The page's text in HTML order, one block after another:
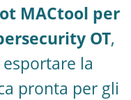
MACtool per
OT,
la
pronta per gli